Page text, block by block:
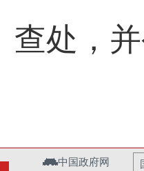
查处，
中国政府网